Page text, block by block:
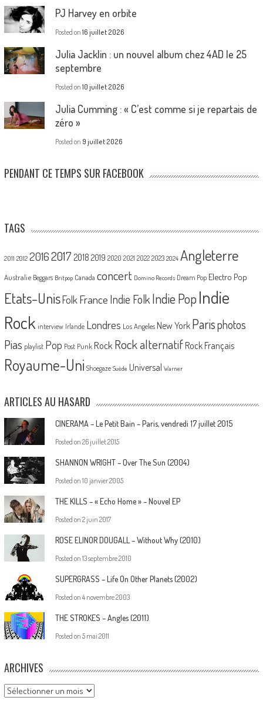
PJ Harvey en orbite
Posted on 16 juillet 2026
Julia Jacklin : un nouvel album chez 4AD le 25
septembre
Posted on 10 juillet 2026
Julia Cumming : « C’est comme si je repartais de
zéro »
Posted on 9 juillet 2026
PENDANT CE TEMPS SUR FACEBOOK
TAGS
2011 2012 20162017 2018 2019 2020 2021 2022 2023 2024 Angleterre
Australie Beggars Britpop Canada concert Domino Records Dream Pop Electro Pop
Etats-UnisFolk France Indie Folk Indie PopIndie
Rock interview Irlande Londres Los Angeles New York Parisphotos
Pias playlist Pop Post Punk Rock Rock alternatif Rock Français
Royaume-Uni Shoegaze Suède Universal Warner
ARTICLES AU HASARD
CINERAMA – Le Petit Bain – Paris, vendredi 17 juillet 2015
Posted on 26 juillet 2015
SHANNON WRIGHT – Over The Sun (2004)
Posted on 10 janvier 2005
THE KILLS – « Echo Home » – Nouvel EP
Posted on 2 juin 2017
ROSE ELINOR DOUGALL – Without Why (2010)
Posted on 13 septembre 2010
SUPERGRASS – Life On Other Planets (2002)
Posted on 4 novembre 2003
THE STROKES – Angles (2011)
Posted on 5 mai 2011
ARCHIVES
Archives